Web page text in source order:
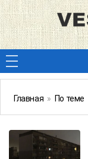
Главная » По теме